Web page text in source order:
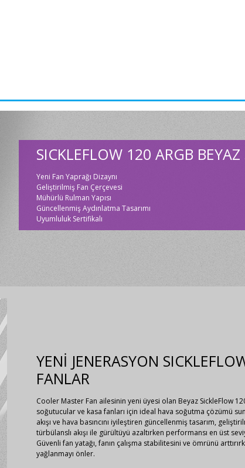
SICKLEFLOW 120 ARGB BEYAZ
Yeni Fan Yaprağı Dizaynı
Geliştirilmiş Fan Çerçevesi
Mühürlü Rulman Yapısı
Güncellenmiş Aydınlatma Tasarımı
Uyumluluk Sertifikalı
YENİ JENERASYON
FANLAR
Cooler Master Fan ailesinin yeni üyesi olan Beyaz SickleFlow
soğutucular ve kasa fanları için ideal hava soğutma çözümü
akışı ve hava basıncını iyileştiren güncellenmiş tasarım,
türbülanslı akışı ile gürültüyü azaltırken performansı en üst
Güvenli fan yatağı, fanın çalışma stabilitesini ve ömrünü
yağlanmayı önler.